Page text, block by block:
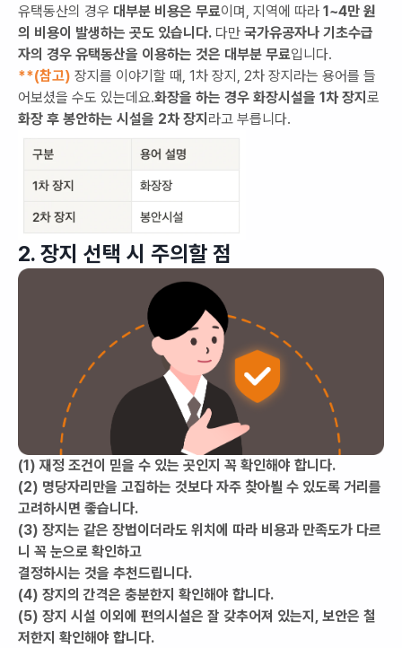
유택동산의 경우 대부분 비용은 무료이며, 지역에 따라 1~4만 원
의 비용이 발생하는 곳도 있습니다. 다만 국가유공자나 기초수급
자의 경우 유택동산을 이용하는 것은 대부분 무료입니다.
**(참고) 장지를 이야기할 때, 1차 장지, 2차 장지라는 용어를 들
어보셨을 수도 있는데요.화장을 하는 경우 화장시설을 1차 장지 로
화장 후 봉안하는 시설을 2차 장지 라고 부릅니다.
2. 장지 선택 시 주의할 점
(1) 재정 조건이 믿을 수 있는 곳인지 꼭 확인해야 합니다.
(2) 명당자리만을 고집하는 것보다 자주 찾아뵐 수 있도록 거리를
고려하시면 좋습니다.
(3) 장지는 같은 장법이더라도 위치에 따라 비용과 만족도가 다르
니 꼭 눈으로 확인하고
결정하시는 것을 추천드립니다.
(4) 장지의 간격은 충분한지 확인해야 합니다.
(5) 장지 시설 이외에 편의시설은 잘 갖추어져 있는지, 보안은 철
저한지 확인해야 합니다.